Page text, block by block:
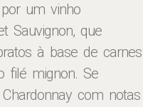
um vinho
Sauvignon, que
à base de carnes
filé mignon. Se
com notas